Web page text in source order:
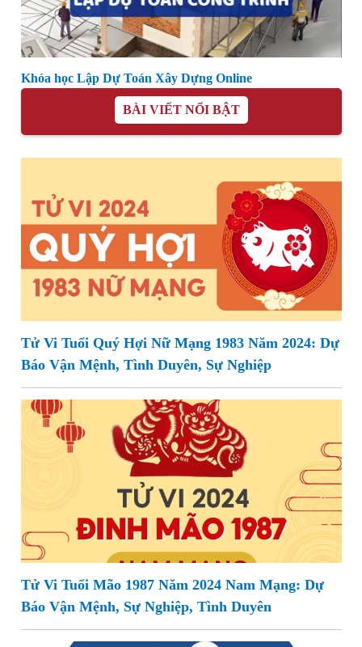
Khóa học Lập Dự Toán Xây Dựng Online
BÀI VIẾT NỔI BẬT
Tử Vi Tuổi Quý Hợi Nữ Mạng 1983 Năm 2024: Dự
Báo Vận Mệnh, Tình Duyên, Sự Nghiệp
Tử Vi Tuổi Mão 1987 Năm 2024 Nam Mạng: Dự
Báo Vận Mệnh, Sự Nghiệp, Tình Duyên